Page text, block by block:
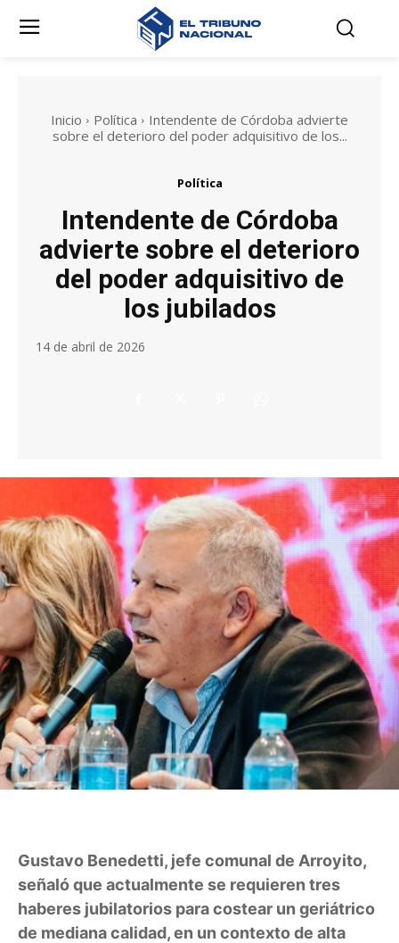
Inicio Política
Intendente de Córdoba advierte
sobre el deterioro del poder adquisitivo de los...
Política
Intendente de Córdoba
advierte sobre el deterioro
del poder adquisitivo de
los jubilados
14 de abril de 2026
Gustavo Benedetti, jefe comunal de Arroyito,
señaló que actualmente se requieren tres
haberes jubilatorios para costear un geriátrico
de mediana calidad, en un contexto de alta